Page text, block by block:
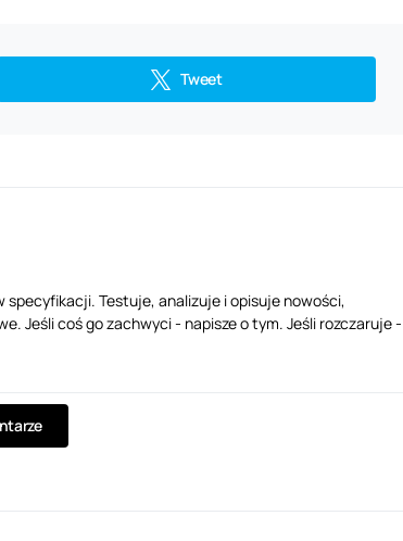
Tweet
Testuje, analizuje i opisuje nowości,
Jeśli coś go zachwyci - napisze o tym. Jeśli rozczaruje -